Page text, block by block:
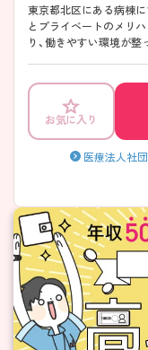
東京都北区にある病棟に
とプライベートのメリ
り、働きやすい環境が
お気に入り
医療法人社